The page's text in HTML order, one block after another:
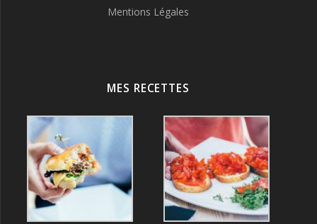
Mentions Légales
MES RECETTES